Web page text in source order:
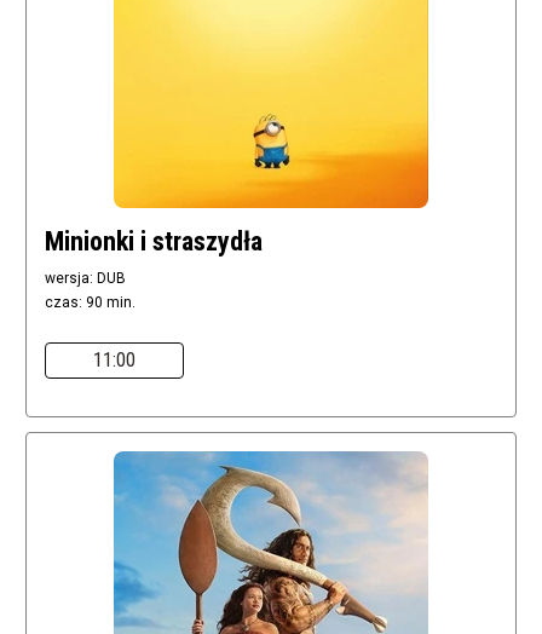
Minionki i straszydła
wersja: DUB
czas: 90 min.
11:00